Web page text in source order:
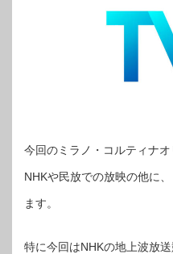
今回のミラノ・コルティナオ
NHKや民放での放映の他に
ます。
特に今回はNHKの地上波放